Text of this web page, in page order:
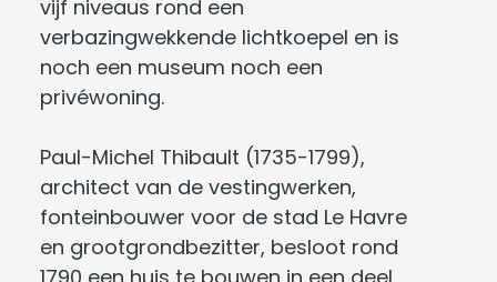
vijf niveaus rond een
verbazingwekkende lichtkoepel en is
noch een museum noch een
privéwoning.
Paul-Michel Thibault (1735-1799),
architect van de vestingwerken,
fonteinbouwer voor de stad Le Havre
en grootgrondbezitter, besloot rond